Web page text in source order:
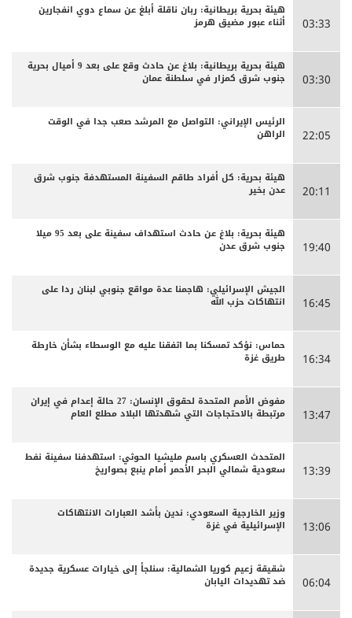
03:33
هيئة بحرية بريطانية: ربان ناقلة أبلغ عن سماع دوي انفجارين
أثناء عبور مضيق هرمز
03:30
هيئة بحرية بريطانية: بلاغ عن حادث وقع على بعد 9 أميال بحرية
جنوب شرق كمزار في سلطنة عمان
22:05
الرئيس الإيراني: التواصل مع المرشد صعب جدا في الوقت
الراهن
20:11
هيئة بحرية: كل أفراد طاقم السفينة المستهدفة جنوب شرق
عدن بخير
19:40
هيئة بحرية: بلاغ عن حادث استهداف سفينة على بعد 95 ميلا
جنوب شرق عدن
16:45
الجيش الإسرائيلي: هاجمنا عدة مواقع جنوبي لبنان ردا على
انتهاكات حزب الله
16:34
حماس: نؤكد تمسكنا بما اتفقنا عليه مع الوسطاء بشأن خارطة
طريق غزة
13:47
مفوض الأمم المتحدة لحقوق الإنسان: 27 حالة إعدام في إيران
مرتبطة بالاحتجاجات التي شهدتها البلاد مطلع العام
13:39
المتحدث العسكري باسم مليشيا الحوثي: استهدفنا سفينة نفط
سعودية شمالي البحر الأحمر أمام ينبع بصواريخ
13:06
وزير الخارجية السعودي: ندين بأشد العبارات الانتهاكات
الإسرائيلية في غزة
06:04
شقيقة زعيم كوريا الشمالية: سنلجأ إلى خيارات عسكرية جديدة
ضد تهديدات اليابان